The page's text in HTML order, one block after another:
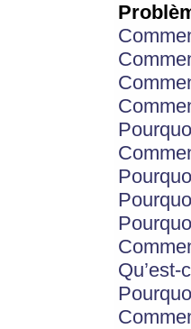
Qu’est-